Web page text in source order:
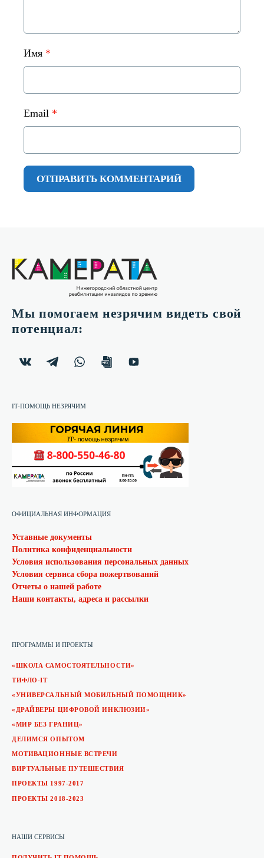
Имя *
Email *
Мы помогаем незрячим видеть свой
потенциал:
IT-ПОМОЩЬ НЕЗРЯЧИМ
ПРОГРАММЫ И ПРОЕКТЫ
«ШКОЛА САМОСТОЯТЕЛЬНОСТИ»
ТИФЛО-IT
«УНИВЕРСАЛЬНЫЙ МОБИЛЬНЫЙ ПОМОЩНИК»
«ДРАЙВЕРЫ ЦИФРОВОЙ ИНКЛЮЗИИ»
«МИР БЕЗ ГРАНИЦ»
ДЕЛИМСЯ ОПЫТОМ
МОТИВАЦИОННЫЕ ВСТРЕЧИ
ВИРТУАЛЬНЫЕ ПУТЕШЕСТВИЯ
ПРОЕКТЫ 1997-2017
ПРОЕКТЫ 2018-2023
НАШИ СЕРВИСЫ
ОФИЦИАЛЬНАЯ ИНФОРМАЦИЯ
Уставные документы
Политика конфиденциальности
Условия использования персональных данных
Условия сервиса сбора пожертвований
Отчеты о нашей работе
Наши контакты, адреса и рассылки